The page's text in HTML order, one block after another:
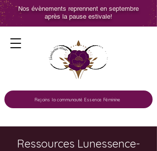
Rejoins la communauté Essence Féminine
Nos évènements reprennent en septembre
après la pause estivale!
Ressources Lunessence-